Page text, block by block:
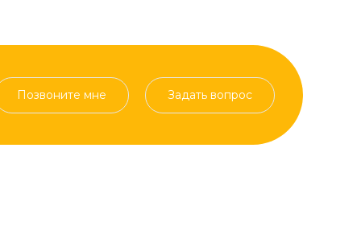
Позвоните мне Задать вопрос